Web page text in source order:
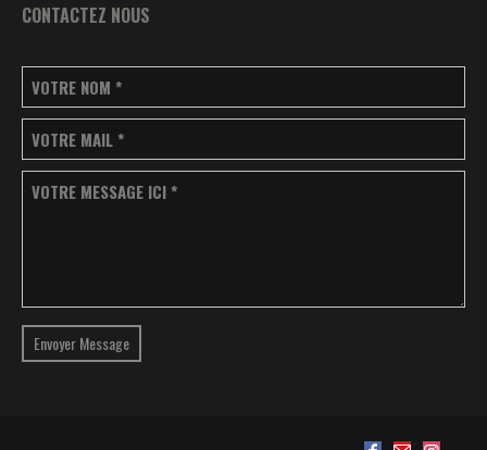
CONTACTEZ NOUS
VOTRE NOM *
VOTRE MAIL *
VOTRE MESSAGE ICI *
Envoyer Message